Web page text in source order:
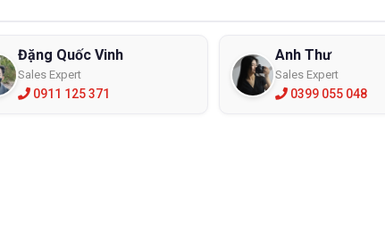
Đặng Quốc Vinh
Sales Expert
0911 125 371
Anh Thư
Sales Expert
0399 055 048